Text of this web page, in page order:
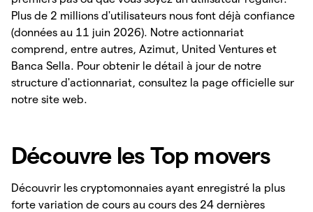
Plus de 2 millions d'utilisateurs nous font déjà confiance
(données au 11 juin 2026). Notre actionnariat
comprend, entre autres, Azimut, United Ventures et
Banca Sella. Pour obtenir le détail à jour de notre
structure d'actionnariat, consultez la page officielle sur
notre site web.
Découvre les Top movers
Découvrir les cryptomonnaies ayant enregistré la plus
forte variation de cours au cours des 24 dernières